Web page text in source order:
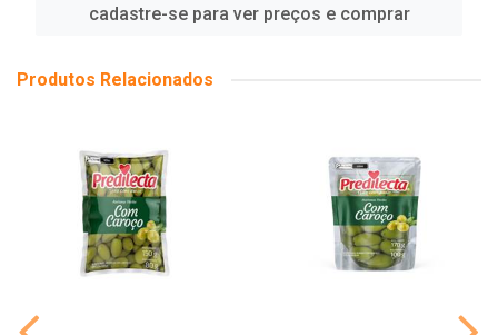
cadastre-se para ver preços e comprar
Produtos Relacionados